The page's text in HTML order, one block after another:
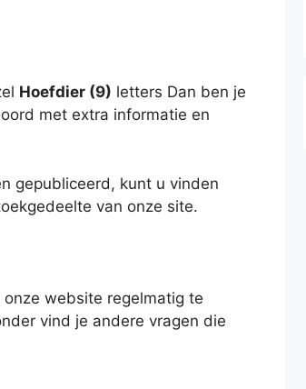
Hoefdier (9) letters Dan ben je
met extra informatie en
gepubliceerd, kunt u vinden
van onze site.
website regelmatig te
vind je andere vragen die